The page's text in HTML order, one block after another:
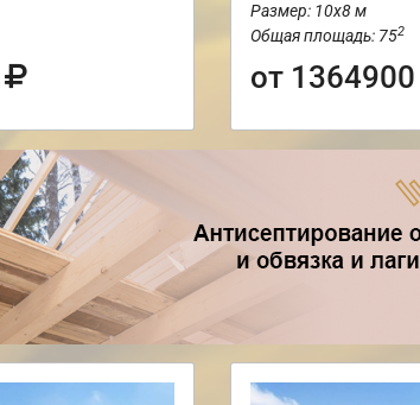
Размер: 10х8 м
Общая площадь: 752
от 1364900